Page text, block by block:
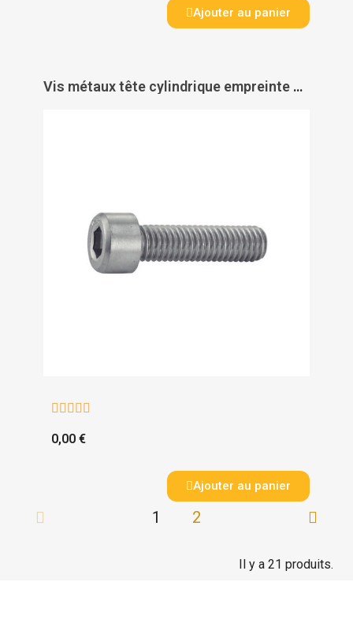
Ajouter au panier
Vis métaux tête cylindrique empreinte 6 pans creux filetage total inox A4 DIN 912 - ACTON
    
0,00 €
Ajouter au panier
1 2
Il y a 21 produits.